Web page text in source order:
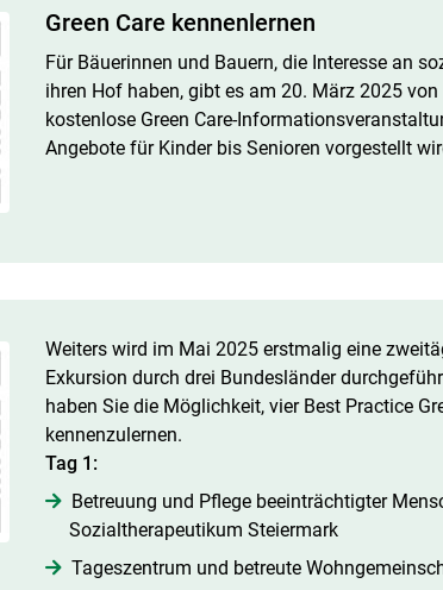
Green Care kennenlernen
Für Bäuerinnen und Bauern, die Interesse an
ihren Hof haben, gibt es am 20. März 2025 von
kostenlose Green Care-
Angebote für Kinder bis Senioren vorgestellt
Weiters wird im Mai 2025 erstmalig eine
Exkursion durch drei Bundesländer
haben Sie die Möglichkeit, vier Best Practice
kennenzulernen.
Tag 1:
Betreuung und Pflege beeinträchtigter
Sozialtherapeutikum Steiermark
Tageszentrum und betreute